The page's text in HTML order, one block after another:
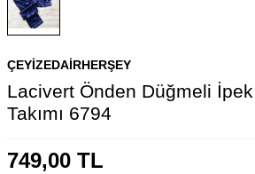
ÇEYIZEDAIRHERŞEY
Lacivert Önden Düğmeli
Takımı 6794
749,00 TL